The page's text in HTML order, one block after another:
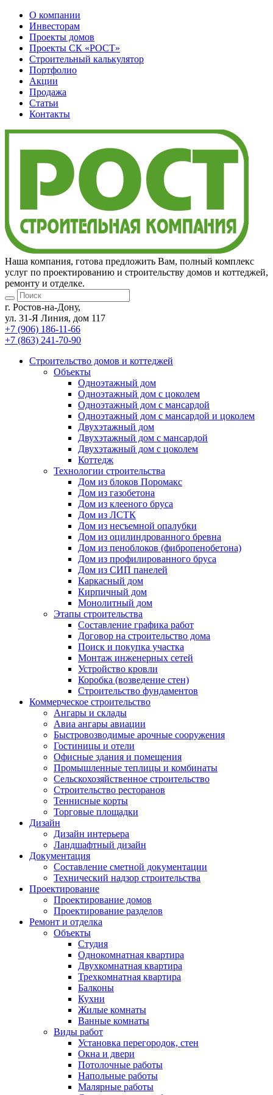
О компании
Инвесторам
Проекты домов
Проекты СК «РОСТ»
Строительный калькулятор
Портфолио
Акции
Продажа
Статьи
Контакты
Наша компания, готова предложить Вам, полный комплекс
услуг по проектированию и строительству домов и коттеджей,
ремонту и отделке.
г. Ростов-на-Дону,
ул. 31-Я Линия, дом 117
+7 (906) 186-11-66
+7 (863) 241-70-90
Cтроительство домов и коттеджей
Объекты
Одноэтажный дом
Одноэтажный дом с цоколем
Одноэтажный дом с мансардой
Одноэтажный дом с мансардой и цоколем
Двухэтажный дом
Двухэтажный дом с мансардой
Двухэтажный дом с цоколем
Коттедж
Технологии строительства
Дом из блоков Поромакс
Дом из газобетона
Дом из клееного бруса
Дом из ЛСТК
Дом из несъемной опалубки
Дом из оцилиндрованного бревна
Дом из пеноблоков (фибропенобетона)
Дом из профилированного бруса
Дом из СИП панелей
Каркасный дом
Кирпичный дом
Монолитный дом
Этапы строительства
Составление графика работ
Договор на строительство дома
Поиск и покупка участка
Монтаж инженерных сетей
Устройство кровли
Коробка (возведение стен)
Строительство фундаментов
Коммерческое строительство
Ангары и склады
Авиа ангары авиации
Быстровозводимые арочные сооружения
Гостиницы и отели
Офисные здания и помещения
Промышленные теплицы и комбинаты
Сельскохозяйственное строительство
Строительство ресторанов
Теннисные корты
Торговые площадки
Дизайн
Дизайн интерьера
Ландшафтный дизайн
Документация
Составление сметной документации
Технический надзор строительства
Проектирование
Проектирование домов
Проектирование разделов
Ремонт и отделка
Объекты
Студия
Однокомнатная квартира
Двухкомнатная квартира
Трехкомнатная квартира
Балконы
Кухни
Жилые комнаты
Ванные комнаты
Виды работ
Установка перегородок, стен
Окна и двери
Потолочные работы
Напольные работы
Малярные работы